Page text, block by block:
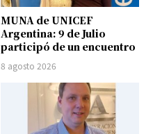
MUNA de UNICEF
Argentina: 9 de Julio
participó de un encuentro
8 agosto 2026